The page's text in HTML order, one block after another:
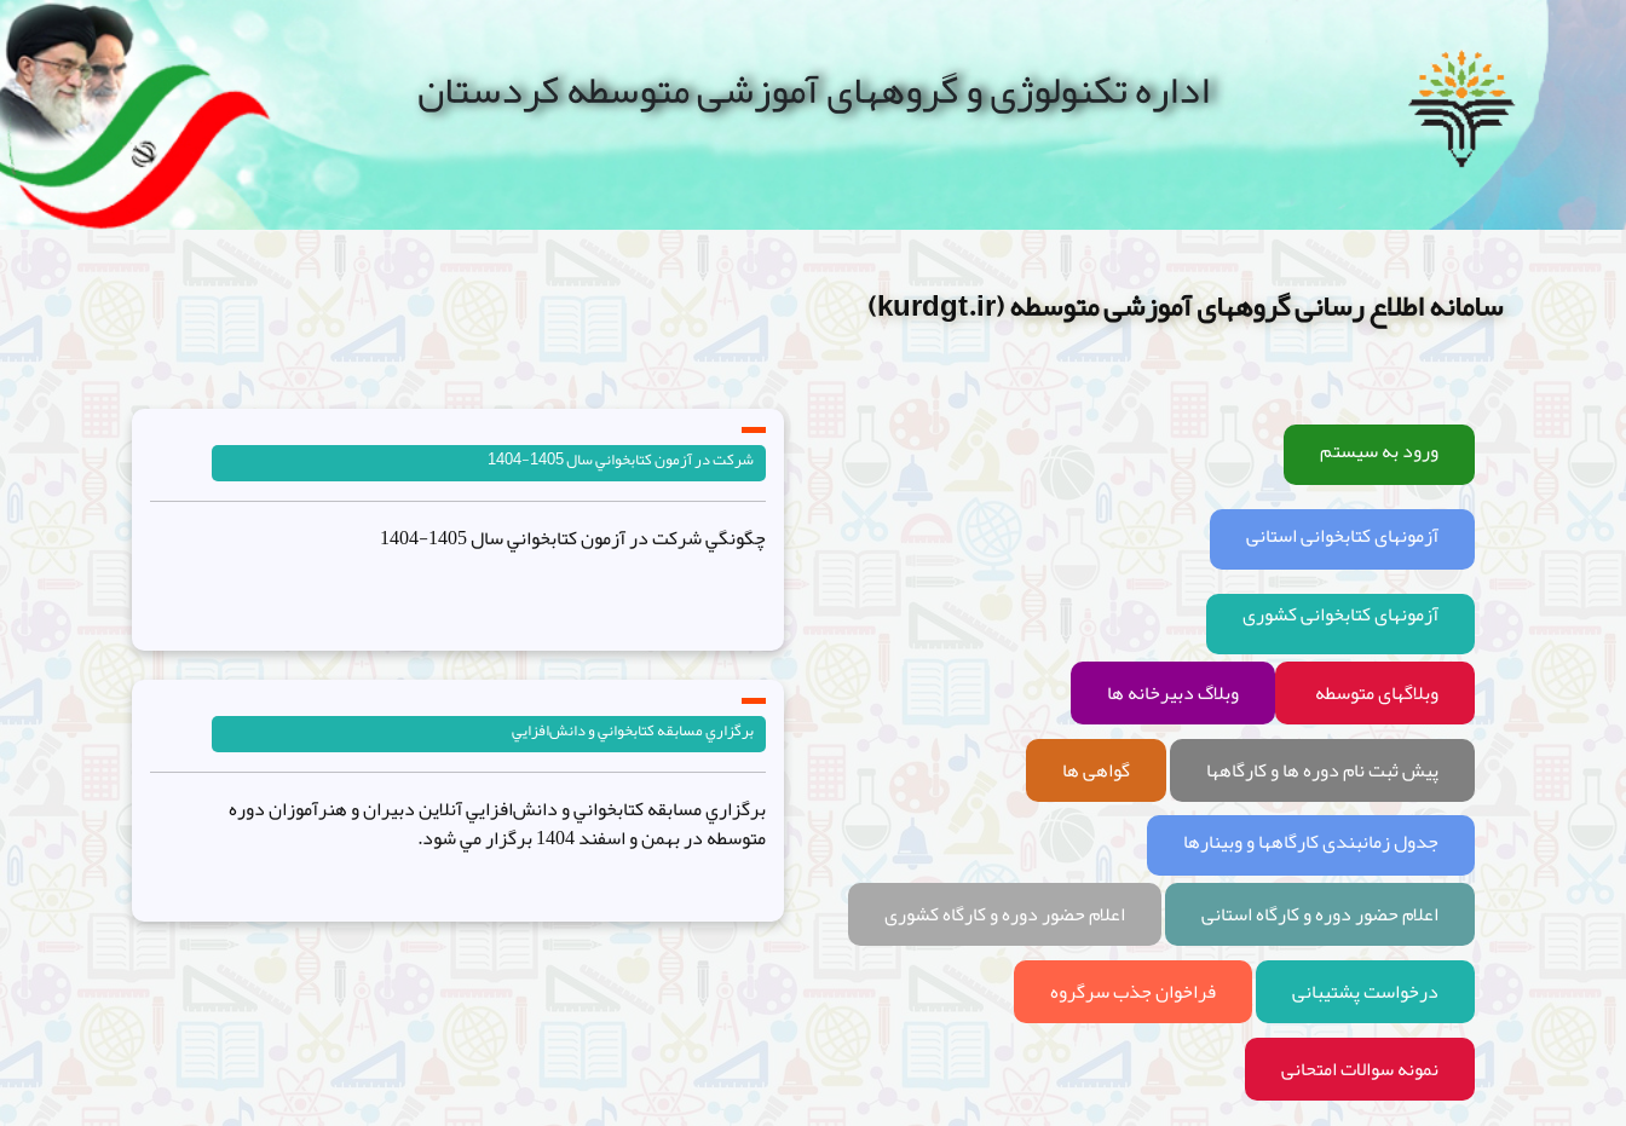
اداره تکنولوژی و گروههای آموزشی متوسطه کردستان
سامانه اطلاع رسانی گروههای آموزشی متوسطه (kurdgt.ir)
شرکت در آزمون کتابخواني سال 1405-1404
چگونگي شرکت در آزمون کتابخواني سال 1405-1404
برگزاري مسابقه کتابخواني و دانش‌افزايي
برگزاري مسابقه کتابخواني و دانش‌افزايي آنلاين دبيران و هنرآموزان دوره
متوسطه در بهمن و اسفند 1404 برگزار مي شود.
ورود به سیستم
آزمونهای کتابخوانی استانی
آزمونهای کتابخوانی کشوری
وبلاگهای متوسطه
وبلاگ دبیرخانه ها
پیش ثبت نام دوره ها و کارگاهها
گواهی ها
جدول زمانبندی کارگاهها و وبینارها
اعلام حضور دوره و کارگاه استانی
اعلام حضور دوره و کارگاه کشوری
درخواست پشتیبانی
فراخوان جذب سرگروه
نمونه سوالات امتحانی